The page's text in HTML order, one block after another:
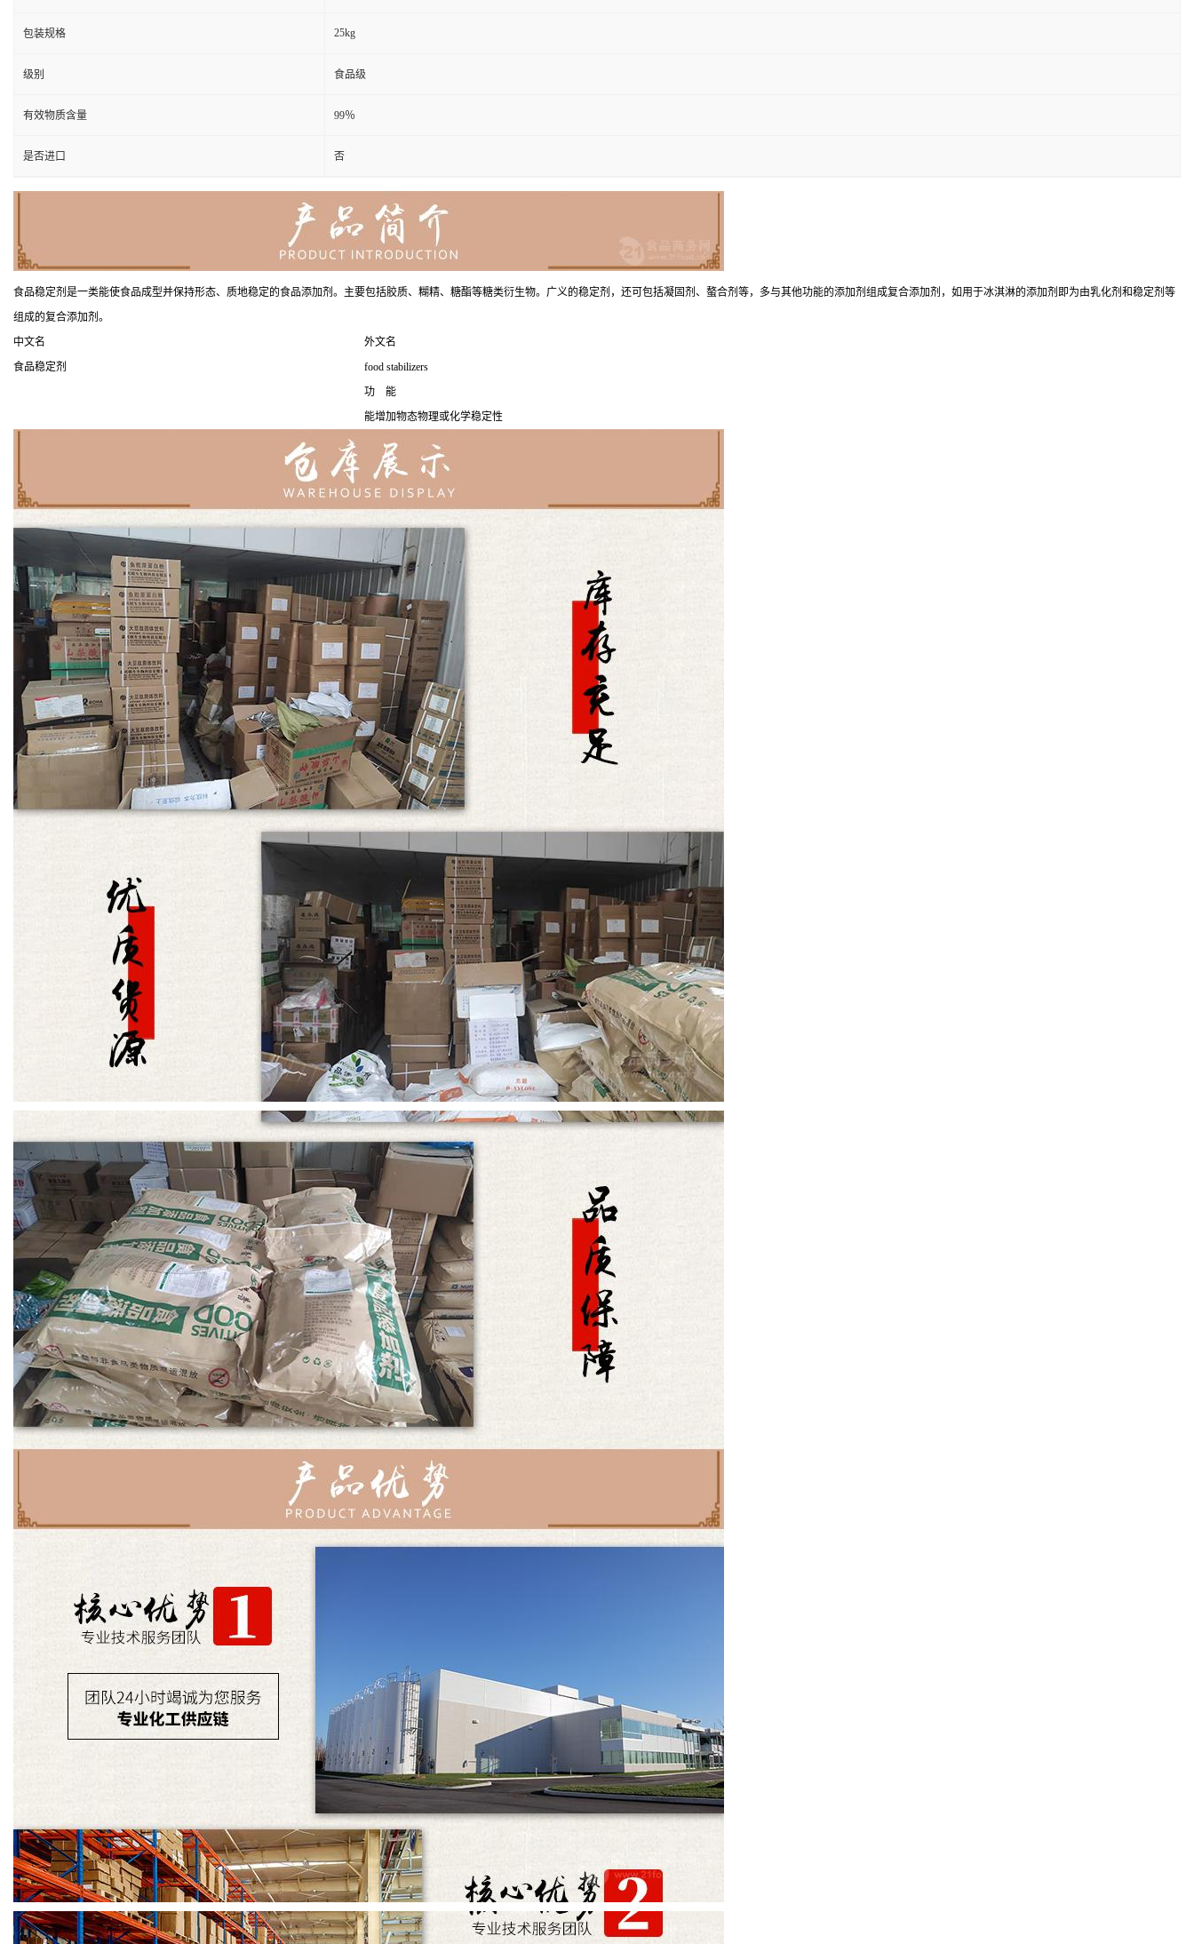
包装规格 25kg
级别 食品级
有效物质含量 99％
是否进口 否
食品稳定剂是一类能使食品成型并保持形态、质地稳定的食品添加剂。主要包括胶质、糊精、糖酯等糖类衍生物。广义的稳定剂，还可包括凝固剂、螯合剂等，多与其他功能的添加剂组成复合添加剂，如用于冰淇淋的添加剂即为由乳化剂和稳定剂等
组成的复合添加剂。
中文名
食品稳定剂
外文名
food stabilizers
功 能
能增加物态物理或化学稳定性